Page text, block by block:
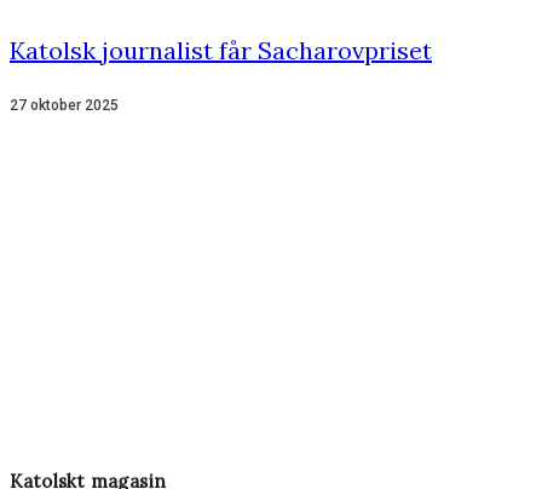
Katolsk journalist får Sacharovpriset
27 oktober 2025
Katolskt magasin